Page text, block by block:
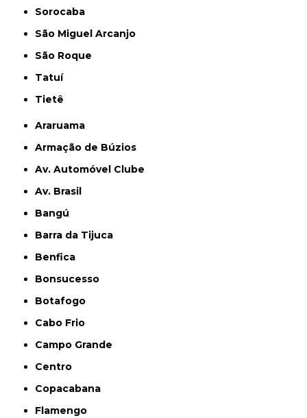
Sorocaba
São Miguel Arcanjo
São Roque
Tatuí
Tietê
Araruama
Armação de Búzios
Av. Automóvel Clube
Av. Brasil
Bangú
Barra da Tijuca
Benfica
Bonsucesso
Botafogo
Cabo Frio
Campo Grande
Centro
Copacabana
Flamengo